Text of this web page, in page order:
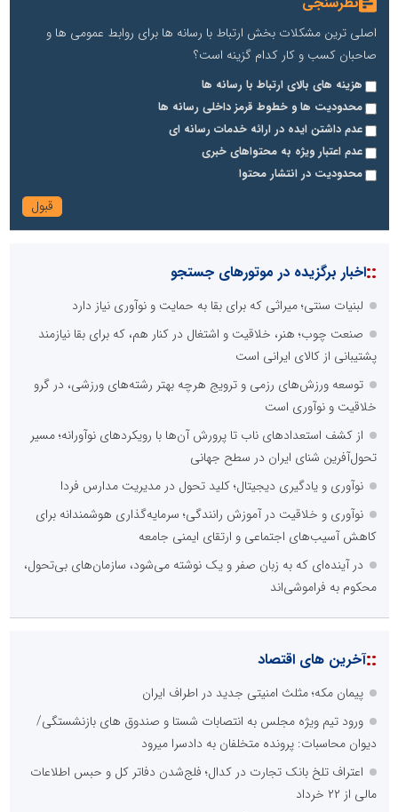
اصلی ترین مشکلات بخش ارتباط با رسانه ها برای روابط عمومی ها و
صاحبان کسب و کار کدام گزینه است؟
هزینه های بالای ارتباط با رسانه ها
محدودیت ها و خطوط قرمز داخلی رسانه ها
عدم داشتن ایده در ارائه خدمات رسانه ای
عدم اعتبار ویژه به محتواهای خبری
محدودیت در انتشار محتوا
::اخبار برگزیده در موتورهای جستجو
لبنیات سنتی؛ میراثی که برای بقا به حمایت و نوآوری نیاز دارد
صنعت چوب؛ هنر، خلاقیت و اشتغال در کنار هم، که برای بقا نیازمند
پشتیبانی از کالای ایرانی است
توسعه ورزش‌های رزمی و ترویج هرچه بهتر رشته‌های ورزشی، در گرو
خلاقیت و نوآوری است
از کشف استعدادهای ناب تا پرورش آن‌ها با رویکردهای نوآورانه؛ مسیر
تحول‌آفرین شنای ایران در سطح جهانی
نوآوری و یادگیری دیجیتال؛ کلید تحول در مدیریت مدارس فردا
نوآوری و خلاقیت در آموزش رانندگی؛ سرمایه‌گذاری هوشمندانه برای
کاهش آسیب‌های اجتماعی و ارتقای ایمنی جامعه
در آینده‌ای که به زبان صفر و یک نوشته می‌شود، سازمان‌های بی‌تحول،
محکوم به فراموشی‌اند
::آخرین های اقتصاد
پیمان مکه؛ مثلث امنیتی جدید در اطراف ایران
ورود تیم ویژه مجلس به انتصابات شستا و صندوق های بازنشستگی/
دیوان محاسبات: پرونده متخلفان به دادسرا میرود
اعتراف تلخ بانک تجارت در کدال؛ فلج‌شدن دفاتر کل و حبس اطلاعات
مالی از ۲۲ خرداد